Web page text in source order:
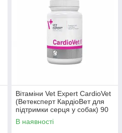
Вітаміни Vet Expert CardioVet
(Ветексперт КардіоВет для
підтримки серця у собак) 90
табл.
В наявності